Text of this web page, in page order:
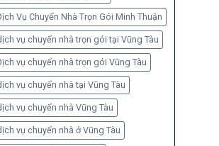
Vụ Chuyển Nhà Trọn Gói Minh Thuận
vụ chuyển nhà trọn gói tại Vũng Tàu
vụ chuyển nhà trọn gói Vũng Tàu
vụ chuyển nhà tại Vũng Tàu
vụ chuyển nhà Vũng Tàu
vụ chuyển nhà ở Vũng Tàu